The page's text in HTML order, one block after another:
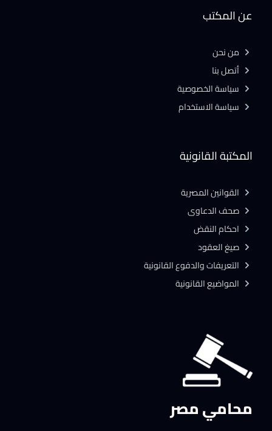
محامي مصر
المكتبة القانونية
القوانين المصرية
صحف الدعاوى
احكام النقض
صيغ العقود
التعريفات والدفوع القانونية
المواضيع القانونية
عن المكتب
من نحن
أتصل بنا
سياسة الخصوصية
سياسة الاستخدام